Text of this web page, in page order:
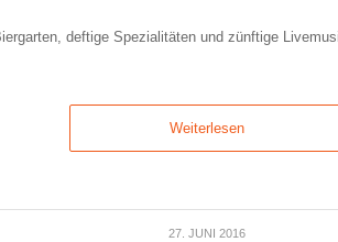
deftige Spezialitäten und zünftige
Weiterlesen
27. JUNI 2016